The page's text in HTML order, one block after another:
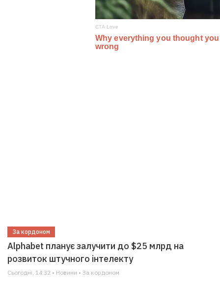
За кордоном
Alphabet планує залучити до $25 млрд на
розвиток штучного інтелекту
Сьогодні, 14:32 • Новини • За кордоном